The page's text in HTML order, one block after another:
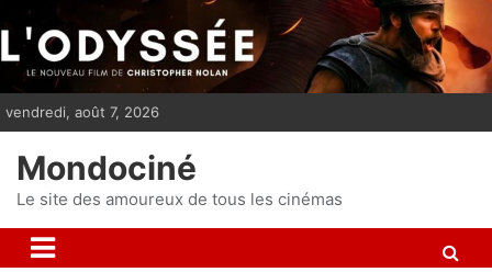
i
p
n
vendredi, août 7, 2026
Mondociné
Le site des amoureux de tous les cinémas